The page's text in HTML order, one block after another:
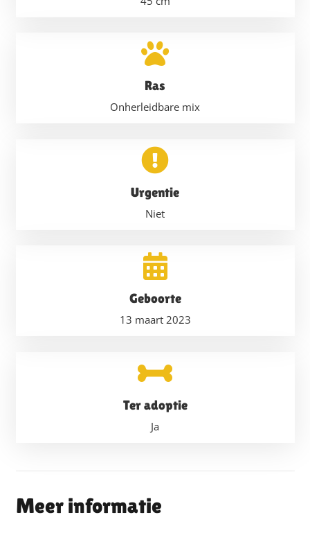
Ras
Onherleidbare mix
Urgentie
Niet
Geboorte
13 maart 2023
Ter adoptie
Ja
Meer informatie